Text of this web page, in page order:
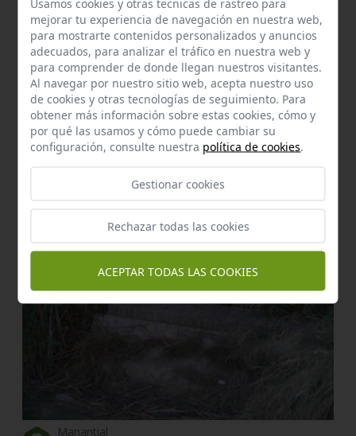
Parque Periurbano
Mairena del Aljarafe
Manantial
Usamos cookies y otras tecnicas de rastreo para
mejorar tu experiencia de navegación en nuestra web,
para mostrarte contenidos personalizados y anuncios
adecuados, para analizar el tráfico en nuestra web y
para comprender de donde llegan nuestros visitantes.
Al navegar por nuestro sitio web, acepta nuestro uso
de cookies y otras tecnologías de seguimiento. Para
obtener más información sobre estas cookies, cómo y
por qué las usamos y cómo puede cambiar su
configuración, consulte nuestra política de cookies.
Gestionar cookies
Rechazar todas las cookies
ACEPTAR TODAS LAS COOKIES